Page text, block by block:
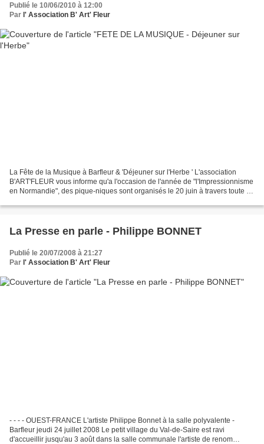
Publié le 10/06/2010 à 12:00
Par l' Association B' Art' Fleur
La Fête de la Musique à Barfleur & 'Déjeuner sur l'Herbe ' L'association
B'ART'FLEUR vous informe qu'a l'occasion de l'année de "l'Impressionnisme
en Normandie", des pique-niques sont organisés le 20 juin à travers toute la
La Presse en parle - Philippe BONNET
Publié le 20/07/2008 à 21:27
Par l' Association B' Art' Fleur
- - - - OUEST-FRANCE L'artiste Philippe Bonnet à la salle polyvalente -
Barfleur jeudi 24 juillet 2008 Le petit village du Val-de-Saire est ravi
d'accueillir jusqu'au 3 août dans la salle communale l'artiste de renom